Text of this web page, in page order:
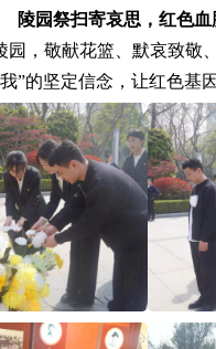
陵园祭扫寄哀思，红色
，敬献花篮、默哀致
”的坚定信念，让红色基